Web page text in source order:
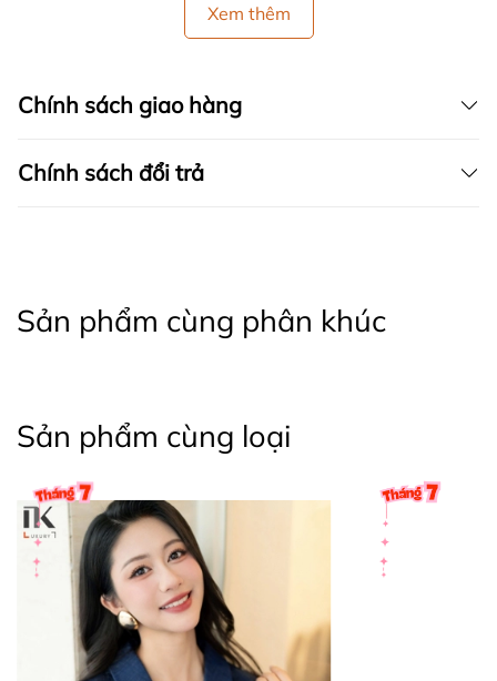
máy dễ làm cho đồ bị nhàu)
Đồng thời tránh vắt đồ mạnh tay, vải sẽ bị nhăn.
tránh nơi có ánh nắng gay gắt hoặc trực tiếp, sản
- CAM KẾT TRỰC TIẾP SẢN XUẤT - BÁN HÀNG GIÁ
GỐC
- HÀNG LỖI ĐỔI TRẢ 1 ĐỔI 1 TRONG VÒNG 7
NGÀY
+ Khách hàng được đổi size, đổi màu trong 7 ngày
kể từ ngày nhận hàng, điều kiện sản phẩm còn
nguyên tem, mác của công ty và chưa qua sử dụng.
Xem thêm
Chính sách giao hàng
Chính sách đổi trả
Sản phẩm cùng phân khúc
Sản phẩm cùng loại